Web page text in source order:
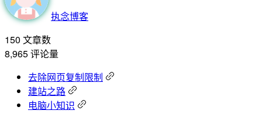
执念博客
150 文章数
8,965评论量
去除网页复制限制
建站之路
电脑小知识